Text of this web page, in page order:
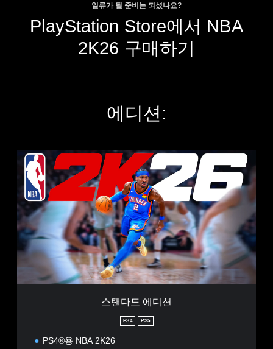
일류가 될 준비는 되셨나요?
PlayStation Store에서 NBA
2K26 구매하기
에디션:
스
디
션
스탠다드 에디션
PS4 PS5
PS4®용 NBA 2K26